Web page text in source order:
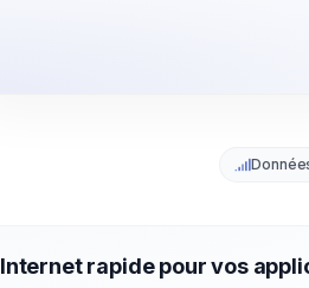
Internet rapide pour vos